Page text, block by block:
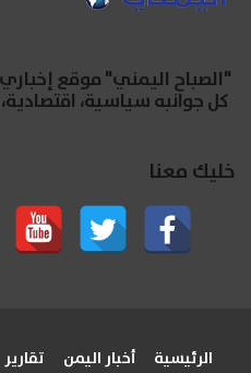
"الصباح اليمني" موقع
كل جوانبه سياسية،
خليك معنا
الرئيسية أخبار اليمن تقارير